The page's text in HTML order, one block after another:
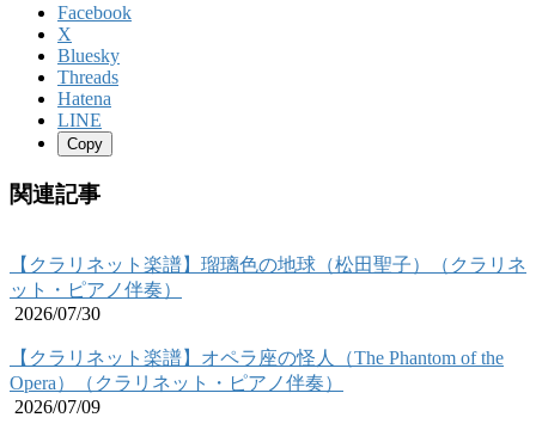
Facebook
X
Bluesky
Threads
Hatena
LINE
Copy
関連記事
【クラリネット楽譜】瑠璃色の地球（松田聖子）（クラリネ
ット・ピアノ伴奏）
2026/07/30
【クラリネット楽譜】オペラ座の怪人（The Phantom of the
Opera）（クラリネット・ピアノ伴奏）
2026/07/09